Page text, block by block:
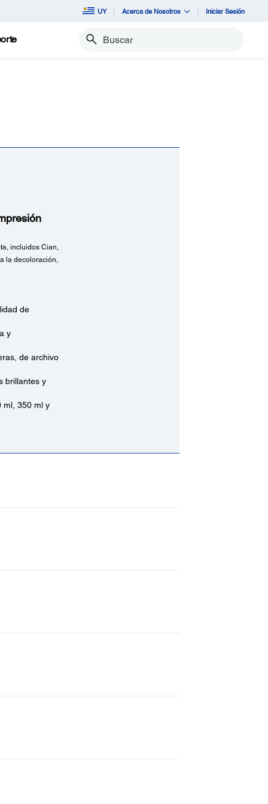
UY Acerca de Nosotros Iniciar Sesión
Buscar
incluidos Cian,
la decoloración,
de
y
de archivo
brillantes y
ml, 350 ml y